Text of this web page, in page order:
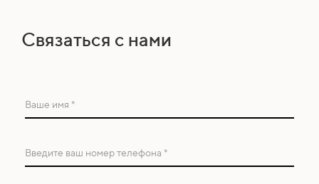
Связаться с нами
Ваше имя *
Введите ваш номер телефона *